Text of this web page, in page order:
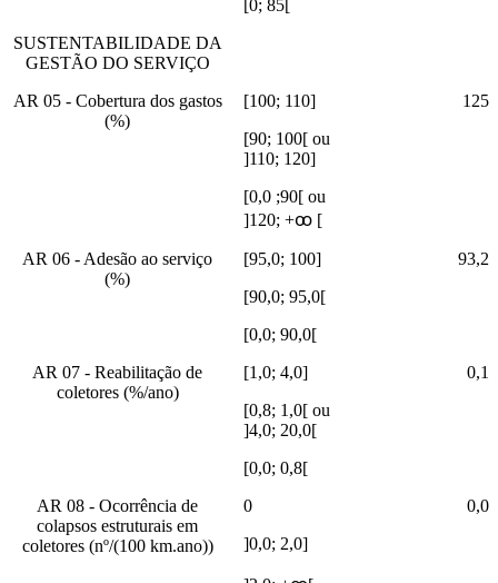
[0; 85[
SUSTENTABILIDADE DA
GESTÃO DO SERVIÇO
AR 05 - Cobertura dos gastos
(%)
[100; 110]
125
[90; 100[ ou
]110; 120]
[0,0 ;90[ ou
]120; +ꚙ [
AR 06 - Adesão ao serviço
(%)
[95,0; 100]
93,2
[90,0; 95,0[
[0,0; 90,0[
AR 07 - Reabilitação de
coletores (%/ano)
[1,0; 4,0]
0,1
[0,8; 1,0[ ou
]4,0; 20,0[
[0,0; 0,8[
AR 08 - Ocorrência de
colapsos estruturais em
coletores (nº/(100 km.ano))
0
0,0
]0,0; 2,0]